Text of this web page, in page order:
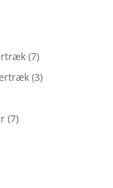
(7)
(3)
(7)